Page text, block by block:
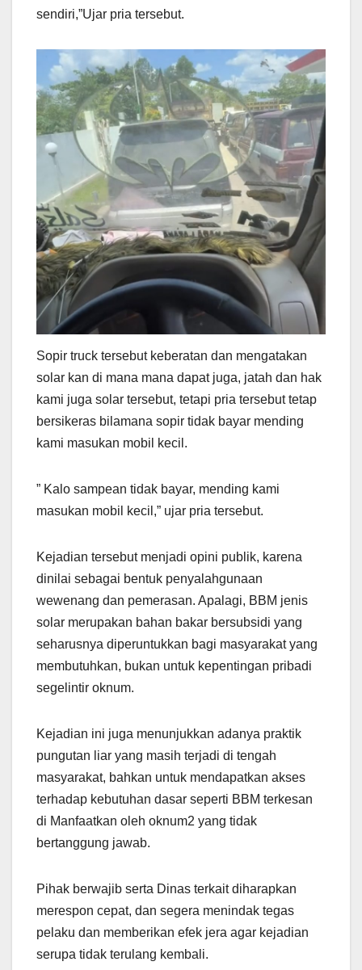
sendiri,”Ujar pria tersebut.
Sopir truck tersebut keberatan dan mengatakan
solar kan di mana mana dapat juga, jatah dan hak
kami juga solar tersebut, tetapi pria tersebut tetap
bersikeras bilamana sopir tidak bayar mending
kami masukan mobil kecil.
” Kalo sampean tidak bayar, mending kami
masukan mobil kecil,” ujar pria tersebut.
Kejadian tersebut menjadi opini publik, karena
dinilai sebagai bentuk penyalahgunaan
wewenang dan pemerasan. Apalagi, BBM jenis
solar merupakan bahan bakar bersubsidi yang
seharusnya diperuntukkan bagi masyarakat yang
membutuhkan, bukan untuk kepentingan pribadi
segelintir oknum.
Kejadian ini juga menunjukkan adanya praktik
pungutan liar yang masih terjadi di tengah
masyarakat, bahkan untuk mendapatkan akses
terhadap kebutuhan dasar seperti BBM terkesan
di Manfaatkan oleh oknum2 yang tidak
bertanggung jawab.
Pihak berwajib serta Dinas terkait diharapkan
merespon cepat, dan segera menindak tegas
pelaku dan memberikan efek jera agar kejadian
serupa tidak terulang kembali.